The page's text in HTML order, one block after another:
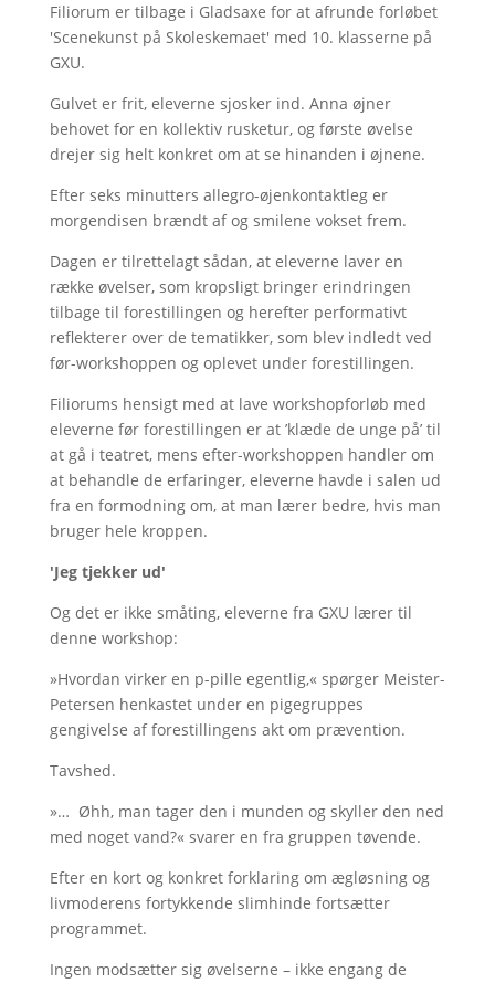
Filiorum er tilbage i Gladsaxe for at afrunde forløbet
'Scenekunst på Skoleskemaet' med 10. klasserne på
GXU.
Gulvet er frit, eleverne sjosker ind. Anna øjner
behovet for en kollektiv rusketur, og første øvelse
drejer sig helt konkret om at se hinanden i øjnene.
Efter seks minutters allegro-øjenkontaktleg er
morgendisen brændt af og smilene vokset frem.
Dagen er tilrettelagt sådan, at eleverne laver en
række øvelser, som kropsligt bringer erindringen
tilbage til forestillingen og herefter performativt
reflekterer over de tematikker, som blev indledt ved
før-workshoppen og oplevet under forestillingen.
Filiorums hensigt med at lave workshopforløb med
eleverne før forestillingen er at ’klæde de unge på’ til
at gå i teatret, mens efter-workshoppen handler om
at behandle de erfaringer, eleverne havde i salen ud
fra en formodning om, at man lærer bedre, hvis man
bruger hele kroppen.
'Jeg tjekker ud'
Og det er ikke småting, eleverne fra GXU lærer til
denne workshop:
»Hvordan virker en p-pille egentlig,« spørger Meister-
Petersen henkastet under en pigegruppes
gengivelse af forestillingens akt om prævention.
Tavshed.
»… Øhh, man tager den i munden og skyller den ned
med noget vand?« svarer en fra gruppen tøvende.
Efter en kort og konkret forklaring om ægløsning og
livmoderens fortykkende slimhinde fortsætter
programmet.
Ingen modsætter sig øvelserne – ikke engang de